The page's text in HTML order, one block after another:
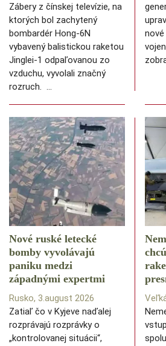
Zábery z čínskej televízie, na
ktorých bol zachytený
bombardér Hong-6N
vybavený balistickou raketou
Jinglei-1 odpaľovanou zo
vzduchu, vyvolali značný
rozruch. …
Nové ruské letecké
bomby vyvolávajú
paniku medzi
západnými expertmi
Rusko, 3.august 2026
Zatiaľ čo v Kyjeve naďalej
rozprávajú rozprávky o
„kontrolovanej situácii“,